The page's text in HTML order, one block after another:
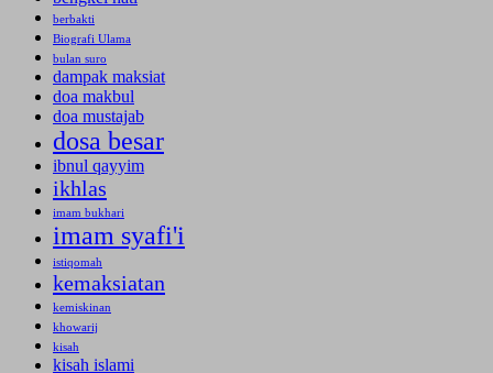
berbakti
Biografi Ulama
bulan suro
dampak maksiat
doa makbul
doa mustajab
dosa besar
ibnul qayyim
ikhlas
imam bukhari
imam syafi'i
istiqomah
kemaksiatan
kemiskinan
khowarij
kisah
kisah islami